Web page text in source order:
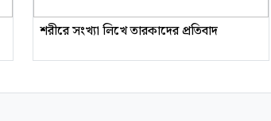
শরীরে সংখ্যা লিখে তারকাদের প্রতিবাদ